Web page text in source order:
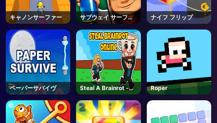
キャノンサーファー
サブウェイ サーファ
ーズ ソウル
ナイフ フリップ
ペーパーサバイヴ
Steal A Brainrot -
Unblocked Online
Games
Roper